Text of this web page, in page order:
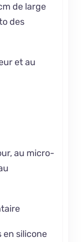
de large
des
et au
au micro-
en silicone